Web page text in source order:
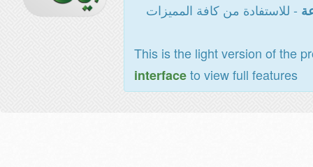
- للاستفادة من كافة المميزات
This is the light version of the
interfaceto view full features